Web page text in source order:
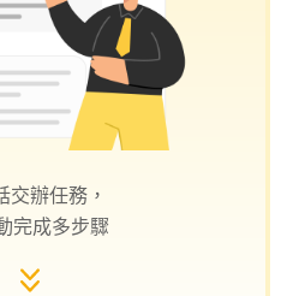
交辦任務，
完成多步驟